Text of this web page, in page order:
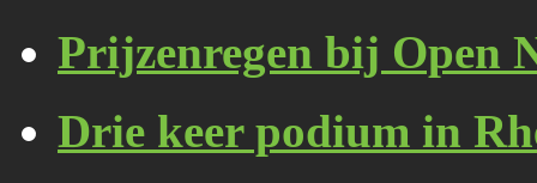
Prijzenregen bij Open
Drie keer podium in